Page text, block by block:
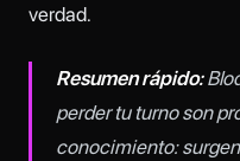
verdad.
Resumen rápido:
perder tu turno son
conocimiento: